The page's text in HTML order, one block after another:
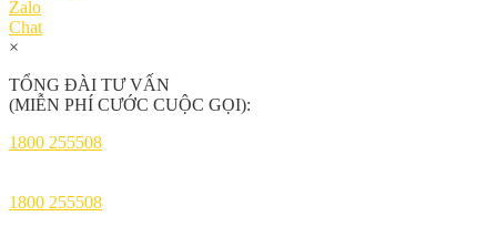
Zalo
Chat
×
TỔNG ĐÀI TƯ VẤN
(MIỄN PHÍ CƯỚC CUỘC GỌI):
1800 255508
1800 255508